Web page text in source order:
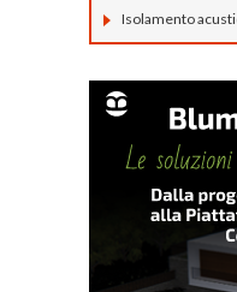
Isolamento